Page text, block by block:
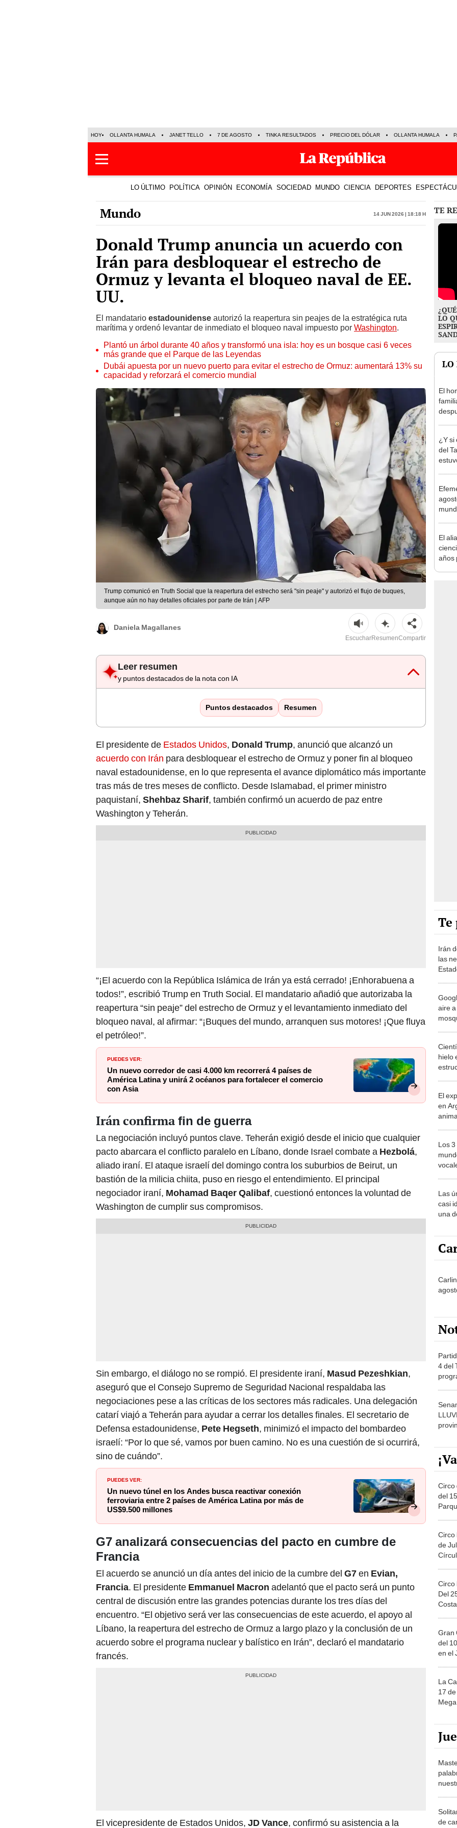
HOY OLLANTA HUMALA JANET TELLO 7 DE AGOSTO TINKA RESULTADOS PRECIO DEL DÓLAR OLLANTA HUMALA
LO ÚLTIMO POLÍTICA OPINIÓN ECONOMÍA SOCIEDAD MUNDO CIENCIA DEPORTES
Mundo 14 Jun 2026 | 18:18 h
Donald Trump anuncia un acuerdo con
Irán para desbloquear el estrecho de
Ormuz y levanta el bloqueo naval de EE.
UU.
El mandatario estadounidense autorizó la reapertura sin peajes de la estratégica ruta
marítima y ordenó levantar de inmediato el bloqueo naval impuesto por Washington.
Plantó un árbol durante 40 años y transformó una isla: hoy es un bosque casi 6 veces
más grande que el Parque de las Leyendas
Dubái apuesta por un nuevo puerto para evitar el estrecho de Ormuz: aumentará 13% su
capacidad y reforzará el comercio mundial
Trump comunicó en Truth Social que la reapertura del estrecho será "sin peaje" y autorizó el flujo de buques,
aunque aún no hay detalles oficiales por parte de Irán | AFP
Daniela Magallanes
EscucharResumenCompartir
Leer resumen
y puntos destacados de la nota con IA
Puntos destacados Resumen
El presidente de Estados Unidos, Donald Trump, anunció que alcanzó un
acuerdo con Irán para desbloquear el estrecho de Ormuz y poner fin al bloqueo
naval estadounidense, en lo que representa el avance diplomático más importante
tras más de tres meses de conflicto. Desde Islamabad, el primer ministro
paquistaní, Shehbaz Sharif, también confirmó un acuerdo de paz entre
Washington y Teherán.
“¡El acuerdo con la República Islámica de Irán ya está cerrado! ¡Enhorabuena a
todos!”, escribió Trump en Truth Social. El mandatario añadió que autorizaba la
reapertura “sin peaje” del estrecho de Ormuz y el levantamiento inmediato del
bloqueo naval, al afirmar: “¡Buques del mundo, arranquen sus motores! ¡Que fluya
el petróleo!”.
PUEDES VER:
Un nuevo corredor de casi 4.000 km recorrerá 4 países de
América Latina y unirá 2 océanos para fortalecer el comercio
con Asia
Irán confirma fin de guerra
La negociación incluyó puntos clave. Teherán exigió desde el inicio que cualquier
pacto abarcara el conflicto paralelo en Líbano, donde Israel combate a Hezbolá,
aliado iraní. El ataque israelí del domingo contra los suburbios de Beirut, un
bastión de la milicia chiita, puso en riesgo el entendimiento. El principal
negociador iraní, Mohamad Baqer Qalibaf, cuestionó entonces la voluntad de
Washington de cumplir sus compromisos.
Sin embargo, el diálogo no se rompió. El presidente iraní, Masud Pezeshkian,
aseguró que el Consejo Supremo de Seguridad Nacional respaldaba las
negociaciones pese a las críticas de los sectores más radicales. Una delegación
catarí viajó a Teherán para ayudar a cerrar los detalles finales. El secretario de
Defensa estadounidense, Pete Hegseth, minimizó el impacto del bombardeo
israelí: “Por lo que sé, vamos por buen camino. No es una cuestión de si ocurrirá,
sino de cuándo”.
PUEDES VER:
Un nuevo túnel en los Andes busca reactivar conexión
ferroviaria entre 2 países de América Latina por más de
US$9.500 millones
G7 analizará consecuencias del pacto en cumbre de
Francia
El acuerdo se anunció un día antes del inicio de la cumbre del G7en Evian,
Francia. El presidente Emmanuel Macron adelantó que el pacto será un punto
central de discusión entre las grandes potencias durante los tres días del
encuentro. “El objetivo será ver las consecuencias de este acuerdo, el apoyo al
Líbano, la reapertura del estrecho de Ormuz a largo plazo y la conclusión de un
acuerdo sobre el programa nuclear y balístico en Irán”, declaró el mandatario
francés.
El vicepresidente de Estados Unidos, JD Vance, confirmó su asistencia a la
TE
LO
LO
El
¿Y si
del
El
años
Te
Irán
las
aire
hielo
El
en
Los
Las
casi
una
4 del
Circo
del
Circo
de
Circo
Del
Gran
del
en el
La
17
de